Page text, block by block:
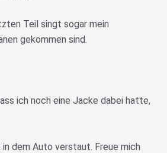
Teil singt sogar mein
gekommen sind.
ich noch eine Jacke dabei hatte,
dem Auto verstaut. Freue mich